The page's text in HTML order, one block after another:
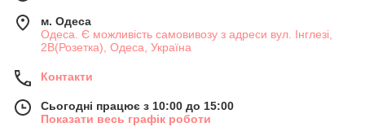
м. Одеса
Одеса. Є можливість самовивозу з адреси вул. Інглезі,
2В(Розетка), Одеса, Україна
Контакти
Сьогодні працює з 10:00 до 15:00
Показати весь графік роботи